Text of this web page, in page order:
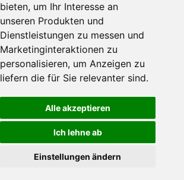
bieten, um Ihr Interesse an
unseren Produkten und
Dienstleistungen zu messen und
Marketinginteraktionen zu
personalisieren, um Anzeigen zu
liefern die für Sie relevanter sind.
Alle akzeptieren
Ich lehne ab
Einstellungen ändern